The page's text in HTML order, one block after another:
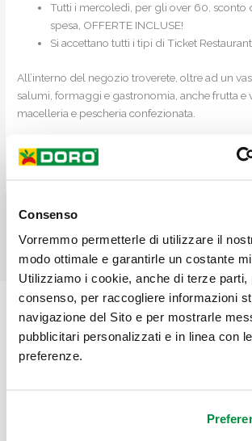
Consenso
Vorremmo permetterle di utilizzare il
modo ottimale e garantirle un costante
Utilizziamo i cookie, anche di terze parti,
consenso, per raccogliere informazioni
navigazione del Sito e per mostrarle
pubblicitari personalizzati e in linea con
preferenze.
Tutti i mercoledì, per gli over 60, sconto
spesa, OFFERTE INCLUSE!
Si accettano tutti i tipi di Ticket Restaurant
All’interno del negozio troverete, oltre ad un
salumi, formaggi e gastronomia, anche frutta e
macelleria e pescheria confezionata.
Venite a trovarci, vi aspettiamo!
←Articolo precedente
Chi Siamo